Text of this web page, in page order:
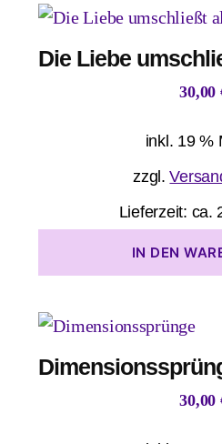
Die Liebe
30,00
inkl. 19 %
zzgl.
Lieferzeit: ca.
IN DEN
30,00